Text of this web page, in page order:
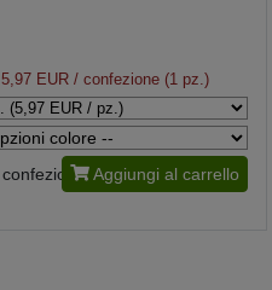
5,97 EUR / confezione (1 pz.)
confezione Aggiungi al carrello